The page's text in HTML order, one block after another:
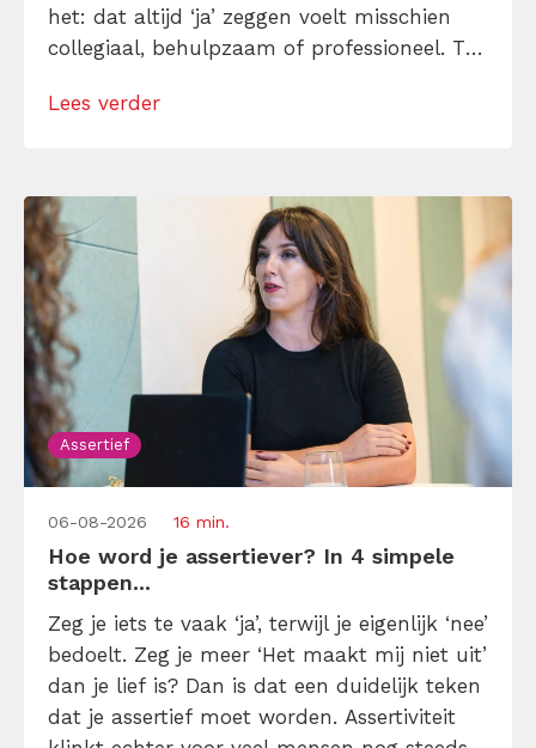
het: dat altijd ‘ja’ zeggen voelt misschien
collegiaal, behulpzaam of professioneel. Tot
andermans prioriteiten en je eigen werk
[…]
Lees verder
Assertief
06-08-2026 16 min.
Hoe word je assertiever? In 4 simpele
stappen...
Zeg je iets te vaak ‘ja’, terwijl je eigenlijk ‘nee’
bedoelt. Zeg je meer ‘Het maakt mij niet uit’
dan je lief is? Dan is dat een duidelijk teken
dat je assertief moet worden. Assertiviteit